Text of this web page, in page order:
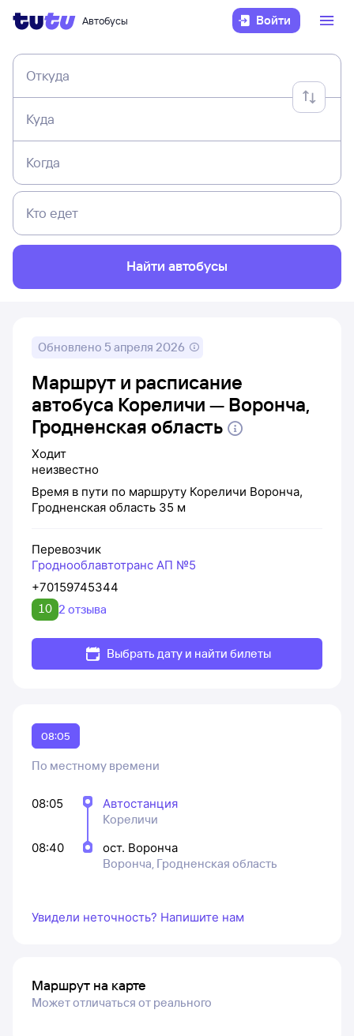
Автобусы Войти
Откуда
Куда
Когда
Кто едет
Найти автобусы
Обновлено 5 апреля 2026
Маршрут и расписание
автобуса Кореличи — Воронча,
Гродненская область
Ходит
неизвестно
Время в пути по маршруту Кореличи Воронча,
Гродненская область 35 м
Перевозчик
Гроднооблавтотранс АП №5
+70159745344
10 2 отзыва
Выбрать дату и найти билеты
08:05
По местному времени
08:05
Автостанция
Кореличи
08:40
ост. Воронча
Воронча, Гродненская область
Увидели неточность? Напишите нам
Маршрут на карте
Может отличаться от реального